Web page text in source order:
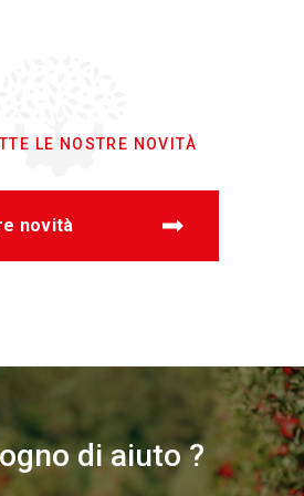
LE NOSTRE NOVITÀ
novità
di aiuto ?